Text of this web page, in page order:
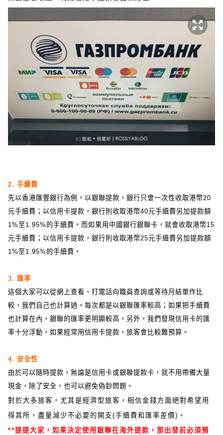
2. 手續費
先以香港匯豐銀行為例，以銀聯提款，銀行只會一次性收取港幣20
元手續費；以信用卡提款，銀行則收取港幣40元手續費另加提款額
1%至1.95%的手續費。而如果用中國銀行銀聯卡，就會收取港幣15
元手續費；以信用卡提款，銀行則收取港幣25元手續費另加提款額
1%至1.95%的手續費。
3. 匯率
這個大家可以從網上查看、打電話向職員查詢或等待月結單作比
較，我們自己也計算過，每次都是以銀聯匯率較高；如果把手續費
也計算在內，銀聯的匯率更明顯較高。另外，我們發現信用卡的匯
率十分浮動，如果經常用信用卡提款，旅客會比較難預算。
4. 安全性
由於可以隨時提款，無論是信用卡或銀聯提款卡，就不用帶備大量
現金，除了安全，也可以避免偽鈔問題。
對於大多旅客，尤其是經濟型旅客，相信金錢方面絕對希望用
得其所，盡量減少不必要的開支(手續費和匯率差價)。
**提提大家，如果決定使用銀聯在海外提款，那出發前必須預